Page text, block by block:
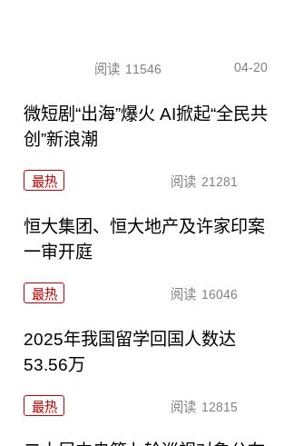
阅读 11546 04-20
微短剧“出海”爆火 AI掀起“全民共
创”新浪潮
最热 阅读 21281
恒大集团、恒大地产及许家印案
一审开庭
最热 阅读 16046
2025年我国留学回国人数达
53.56万
最热 阅读 12815